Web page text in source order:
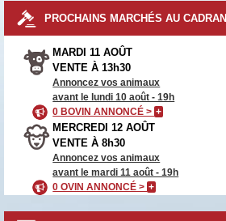
PROCHAINS MARCHÉS AU CADRAN
MARDI 11 AOÛT
VENTE À 13h30
Annoncez vos animaux
avant le lundi 10 août - 19h
0 BOVIN ANNONCÉ >+
MERCREDI 12 AOÛT
VENTE À 8h30
Annoncez vos animaux
avant le mardi 11 août - 19h
0 OVIN ANNONCÉ >+